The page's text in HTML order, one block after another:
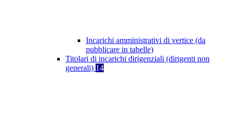
Incarichi amministrativi di vertice (da
pubblicare in tabelle)
Titolari di incarichi dirigenziali (dirigenti non
generali) 14